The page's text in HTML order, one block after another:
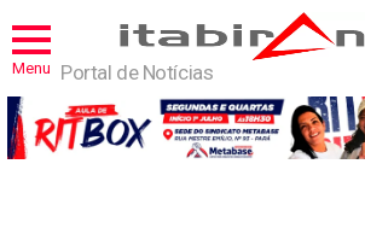
Menu Portal de Notícias